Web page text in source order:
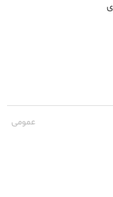
عمومی